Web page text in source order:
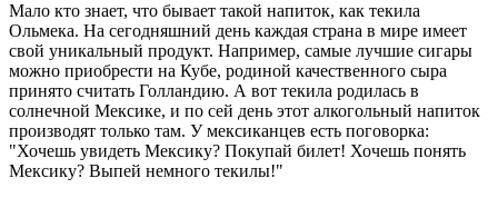
Мало кто знает, что бывает такой напиток, как текила
Ольмека. На сегодняшний день каждая страна в мире имеет
свой уникальный продукт. Например, самые лучшие сигары
можно приобрести на Кубе, родиной качественного сыра
принято считать Голландию. А вот текила родилась в
солнечной Мексике, и по сей день этот алкогольный напиток
производят только там. У мексиканцев есть поговорка:
"Хочешь увидеть Мексику? Покупай билет! Хочешь понять
Мексику? Выпей немного текилы!"